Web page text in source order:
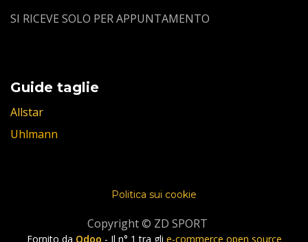
SI RICEVE SOLO PER APPUNTAMENTO
Guide taglie
Allstar
Uhlmann
Politica sui cookie
Copyright © ZD SPORT
Fornito da Odoo - Il n° 1 tra gli e-commerce open source